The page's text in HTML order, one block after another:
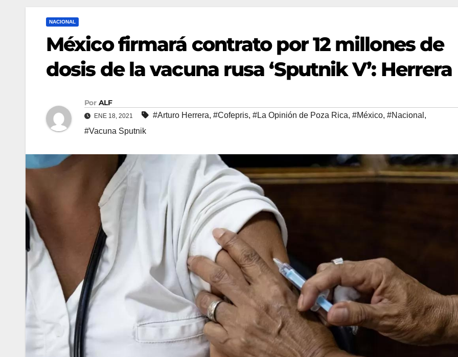
NACIONAL
México firmará contrato por 12 millones de
dosis de la vacuna rusa ‘Sputnik V’: Herrera
Por ALF
ENE 18, 2021 #Arturo Herrera, #Cofepris, #La Opinión de Poza Rica, #México, #Nacional ,
#Vacuna Sputnik